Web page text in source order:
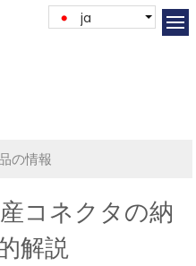
ja
の情報
コネクタの納
解説